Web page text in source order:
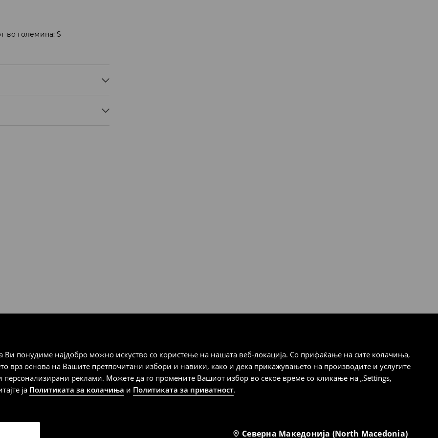
понудиме најдобро можно искуство со користење на нашата веб-локација. Со прифаќање на сите колачиња,
врз основа на Вашите претпочитани избори и навики, како и дека прикажувањето на производите и услугите
реклами. Можете да го промените Вашиот избор во секое време со кликање на „Settings,
ја Политиката за колачиња и Политиката за приватност.
Северна Македонија (North Macedonia)
во големина: S
15% ПОЛИЕСТЕР, 3%
од тој датум да се
производи. Ако
артиклите, тоа може да го
производот може да